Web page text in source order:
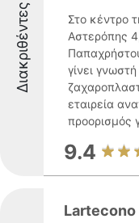
Διακριθέντες
Στο κέντρο
Αστερόπης
γίνει
εταιρεία
προορισμός
9.4